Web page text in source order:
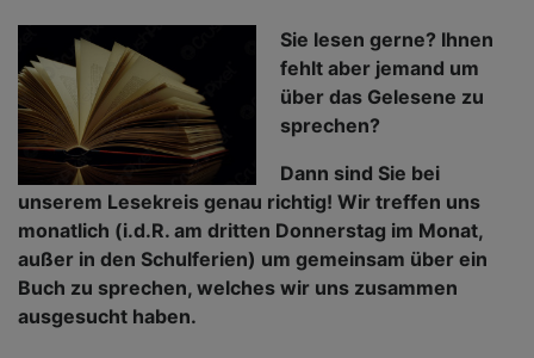
Sie lesen gerne? Ihnen
fehlt aber jemand um
über das Gelesene zu
sprechen?
Dann sind Sie bei
unserem Lesekreis genau richtig! Wir treffen uns
monatlich (i.d.R. am dritten Donnerstag im Monat,
außer in den Schulferien) um gemeinsam über ein
Buch zu sprechen, welches wir uns zusammen
ausgesucht haben.